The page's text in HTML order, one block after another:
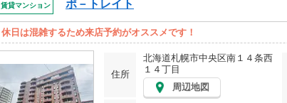
賃貸マンション ポ－トレイト
休日は混雑するため来店予約がオススメです！
住所
北海道札幌市中央区南１４条西
１４丁目
周辺地図